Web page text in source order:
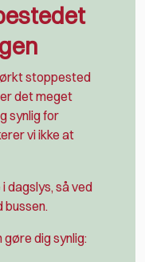
stoppested
det meget
synlig for
vi ikke at
dagslys, så ved
bussen.
gøre dig synlig: